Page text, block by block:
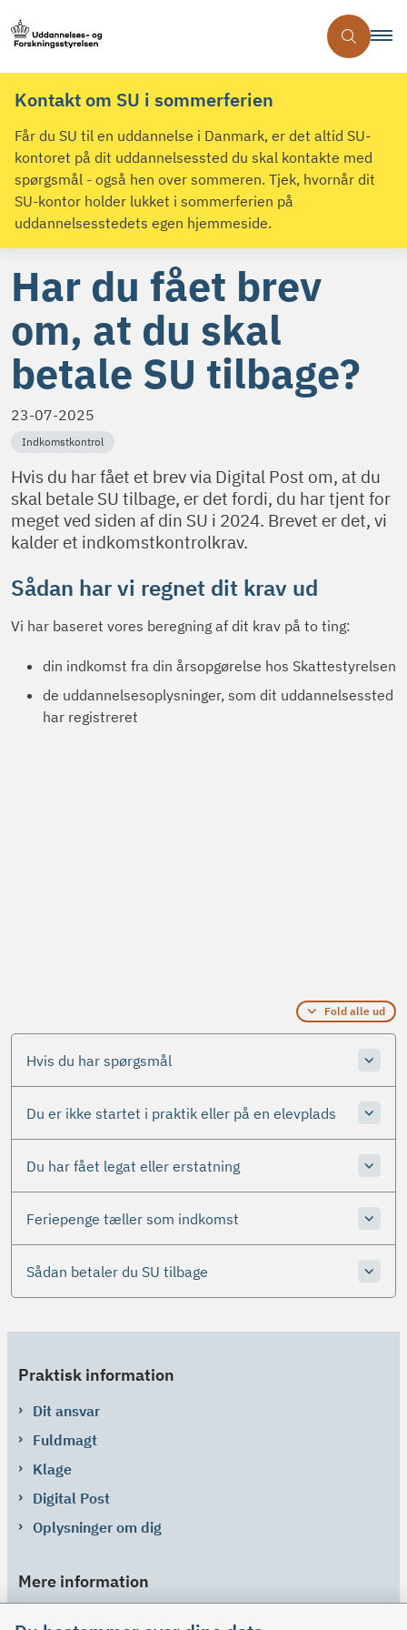
Kontakt om SU i sommerferien
Får du SU til en uddannelse i Danmark, er det altid SU-
kontoret på dit uddannelsessted du skal kontakte med
spørgsmål - også hen over sommeren. Tjek, hvornår dit
SU-kontor holder lukket i sommerferien på
uddannelsesstedets egen hjemmeside.
Har du fået brev
om, at du skal
betale SU tilbage?
23-07-2025
Indkomstkontrol
Hvis du har fået et brev via Digital Post om, at du
skal betale SU tilbage, er det fordi, du har tjent for
meget ved siden af din SU i 2024. Brevet er det, vi
kalder et indkomstkontrolkrav.
Sådan har vi regnet dit krav ud
Vi har baseret vores beregning af dit krav på to ting:
din indkomst fra din årsopgørelse hos Skattestyrelsen
de uddannelsesoplysninger, som dit uddannelsessted
har registreret
Fold alle ud
Hvis du har spørgsmål
Du er ikke startet i praktik eller på en elevplads
Du har fået legat eller erstatning
Feriepenge tæller som indkomst
Sådan betaler du SU tilbage
Praktisk information
Dit ansvar
Fuldmagt
Klage
Digital Post
Oplysninger om dig
Mere information